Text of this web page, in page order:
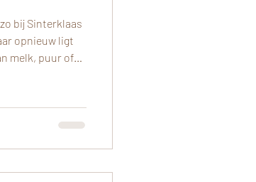
bij Sinterklaas
opnieuw ligt
melk, puur of
niet bij